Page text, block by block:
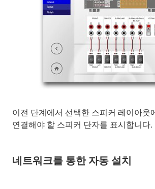
이전 단계에서 선택한 스피커 레이아웃
연결해야 할 스피커 단자를 표시합니다.
네트워크를 통한 자동 설치